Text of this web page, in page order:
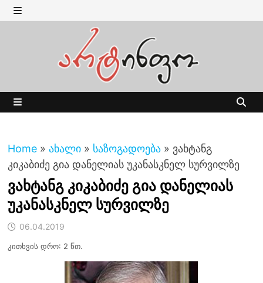
Skip
to MENU
Home » ახალი » საზოგადოება » ვახტანგ
კიკაბიძე გია დანელიას უკანასკნელ სურვილზე
ვახტანგ კიკაბიძე გია დანელიას
უკანასკნელ სურვილზე
06.04.2019
კითხვის დრო: 2 წთ.